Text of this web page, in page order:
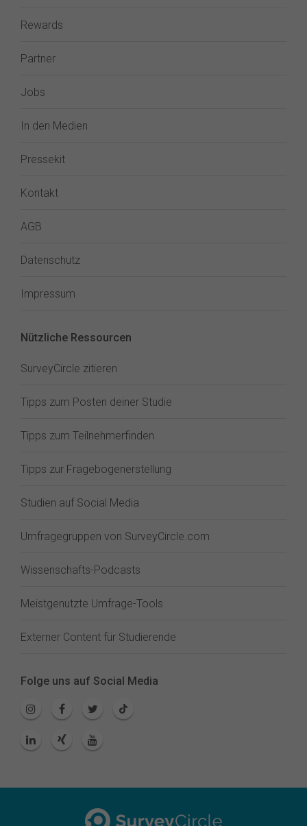
Rewards
Partner
Jobs
In den Medien
Pressekit
Kontakt
AGB
Datenschutz
Impressum
Nützliche Ressourcen
SurveyCircle zitieren
Tipps zum Posten deiner Studie
Tipps zum Teilnehmerfinden
Tipps zur Fragebogenerstellung
Studien auf Social Media
Umfragegruppen von SurveyCircle.com
Wissenschafts-Podcasts
Meistgenutzte Umfrage-Tools
Externer Content für Studierende
Folge uns auf Social Media